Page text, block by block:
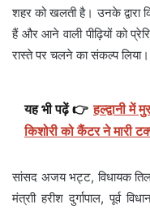
शहर को खलती है। उनके द्वारा
हैं और आने वाली पीढ़ियों को
रास्ते पर चलने का संकल्प लिया।
यह भी पढ़ें 👉 हल्द्वानी में
किशोरी को कैंटर ने मारी
सांसद अजय भट्ट, विधायक
मंत्राी हरीश दुर्गापाल, पूर्व